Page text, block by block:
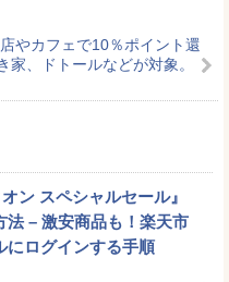
やカフェで10％ポイント還
、ドトールなどが対象。
ン スペシャルセール』
法 – 激安商品も！楽天市
にログインする手順